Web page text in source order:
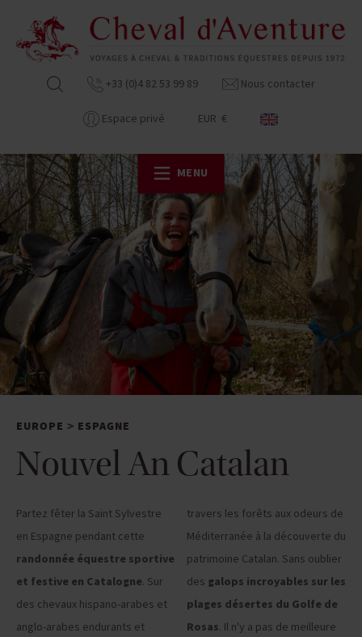
+33 (0)4 82 53 99 89 Nous contacter
Espace privé EUR €
MENU
EUROPE > ESPAGNE
Nouvel An Catalan
Partez fêter la Saint Sylvestre
en Espagne pendant cette
randonnée équestre sportive
et festive en Catalogne. Sur
des chevaux hispano-arabes et
anglo-arabes endurants et
travers les forêts aux odeurs de
Méditerranée à la découverte du
patrimoine Catalan. Sans oublier
des galops incroyables sur les
plages désertes du Golfe de
Rosas. Il n'y a pas de meilleure